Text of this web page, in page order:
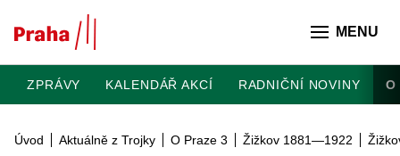
MENU
ZPRÁVY KALENDÁŘ AKCÍ RADNIČNÍ NOVINY O
Úvod Aktuálně z Trojky O Praze 3 Žižkov 1881—1922